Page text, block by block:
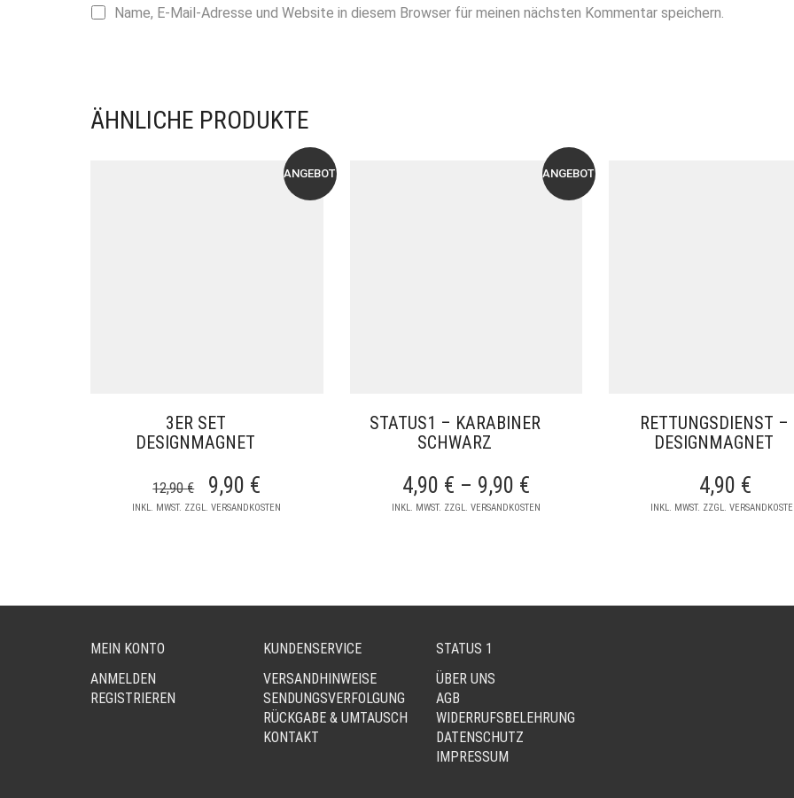
Name, E-Mail-Adresse und Website in diesem Browser für meinen nächsten Kommentar speichern.
ÄHNLICHE PRODUKTE
ANGEBOT!
3ER SET
DESIGNMAGNET
12,90€
URSPRÜNGLICHER
PREIS
9,90 €
PREIS
INKL. MWST. ZZGL. VERSANDKOSTEN
ANGEBOT!
STATUS1 – KARABINER
SCHWARZ
4,90 € – 9,90 €
INKL. MWST. ZZGL. VERSANDKOSTEN
RETTUNGSDIENST –
DESIGNMAGNET
4,90 €
INKL. MWST. ZZGL.
MEIN KONTO
ANMELDEN
REGISTRIEREN
KUNDENSERVICE
VERSANDHINWEISE
SENDUNGSVERFOLGUNG
RÜCKGABE & UMTAUSCH
KONTAKT
STATUS 1
ÜBER UNS
AGB
WIDERRUFSBELEHRUNG
DATENSCHUTZ
IMPRESSUM